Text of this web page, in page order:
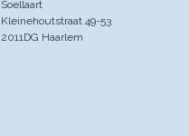
Soellaart
Kleinehoutstraat 49-53
2011DG Haarlem